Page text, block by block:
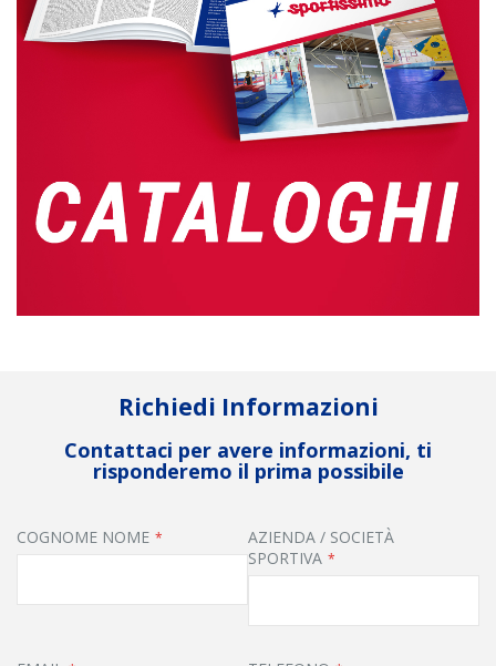
Richiedi Informazioni
Contattaci per avere informazioni, ti
risponderemo il prima possibile
COGNOME NOME
AZIENDA / SOCIETÀ
SPORTIVA